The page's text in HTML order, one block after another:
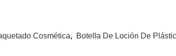
Cosmética, Botella De Loción De